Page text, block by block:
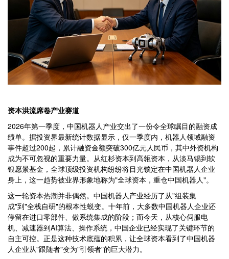
资本洪流席卷产业赛道
2026年第一季度，中国机器人产业交出了一份令全球瞩目的融资成
绩单。据投资界最新统计数据显示，仅一季度内，机器人领域融资
事件超过200起，累计融资金额突破300亿元人民币，其中外资机构
成为不可忽视的重要力量。从红杉资本到高瓴资本，从淡马锡到软
银愿景基金，全球顶级投资机构纷纷将目光锁定在中国机器人企业
身上，这一趋势被业界形象地称为"全球资本，重仓中国机器人"。
这一轮资本热潮并非偶然。中国机器人产业经历了从"组装集
成"到"全栈自研"的根本性蜕变。十年前，大多数中国机器人企业还
停留在进口零部件、做系统集成的阶段；而今天，从核心伺服电
机、减速器到AI算法、操作系统，中国企业已经实现了关键环节的
自主可控。正是这种技术底蕴的积累，让全球资本看到了中国机器
人企业从"跟随者"变为"引领者"的巨大潜力。